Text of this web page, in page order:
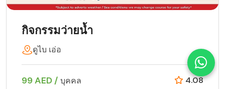
กิจกรรมว่ายน้ำ
ดูไบ เอ่อ
99 AED / บุคคล 4.08